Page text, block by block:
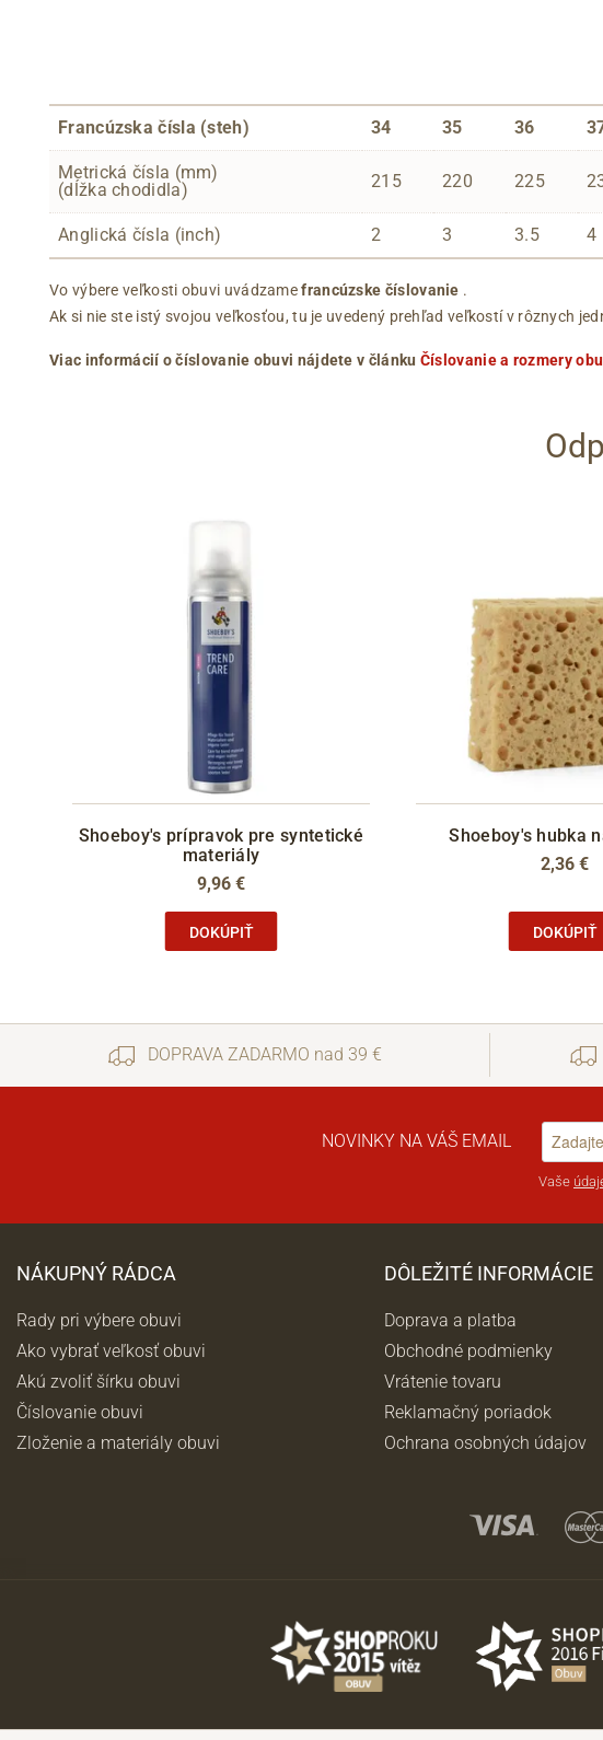
Francúzska čísla (steh) 34 35 36
Metrická čísla (mm)
(dĺžka chodidla)
215 220 225
Anglická čísla (inch) 2 3 3.5 4
Vo výbere veľkosti obuvi uvádzamefrancúzske číslovanie .
Ak si nie ste istý svojou veľkosťou, tu je uvedený prehľad veľkostí v rôznych
Viac informácií o číslovanie obuvi nájdete v článku Číslovanie a rozmery
Shoeboy's prípravok pre syntetické
materiály
9,96 €
DOKÚPIŤ
Shoeboy's hubka
2,36 €
DOKÚPIŤ
DOPRAVA ZADARMO nad 39 €
NOVINKY NA VÁŠ EMAIL
Vaše
NÁKUPNÝ RÁDCA
Rady pri výbere obuvi
Ako vybrať veľkosť obuvi
Akú zvoliť šírku obuvi
Číslovanie obuvi
Zloženie a materiály obuvi
DÔLEŽITÉ INFORMÁCIE
Doprava a platba
Obchodné podmienky
Vrátenie tovaru
Reklamačný poriadok
Ochrana osobných údajov